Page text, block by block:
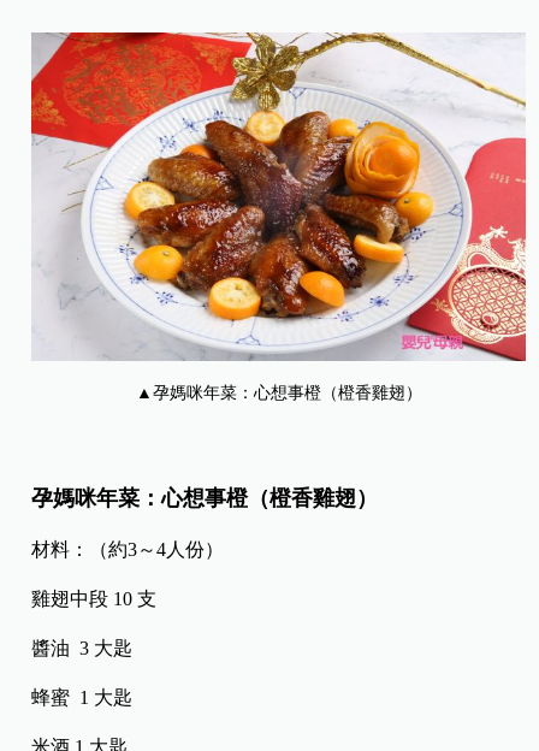
▲孕媽咪年菜：心想事橙（橙香雞翅）
孕媽咪年菜：心想事橙（橙香雞翅）
材料：（約3～4人份）
雞翅中段 10 支
醬油 3 大匙
蜂蜜 1 大匙